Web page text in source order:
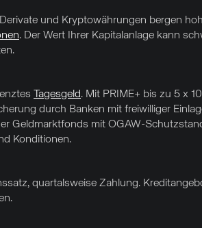
und Kryptowährungen bergen
. Der Wert Ihrer Kapitalanlage kann
Tagesgeld. Mit PRIME+ bis zu 5 x
durch Banken mit freiwilliger
Geldmarktfonds mit OGAW-
Konditionen.
quartalsweise Zahlung.